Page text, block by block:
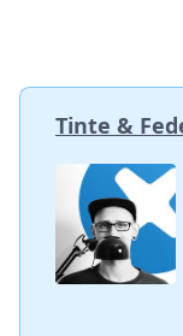
Tinte &